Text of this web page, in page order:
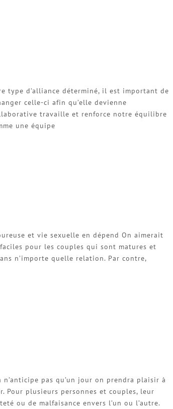
type d’alliance déterminé, il est important de
celle-ci afin qu’elle devienne
travaille et renforce notre équilibre
une équipe
et vie sexuelle en dépend On aimerait
pour les couples qui sont matures et
n’importe quelle relation. Par contre,
pas qu’un jour on prendra plaisir à
Pour plusieurs personnes et couples, leur
ou de malfaisance envers l’un ou l’autre.